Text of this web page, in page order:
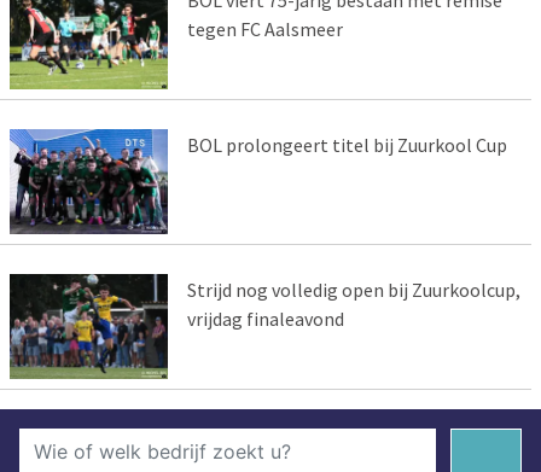
tegen FC Aalsmeer
BOL prolongeert titel bij Zuurkool Cup
Strijd nog volledig open bij Zuurkoolcup,
vrijdag finaleavond